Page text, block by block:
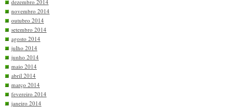
dezembro 2014
novembro 2014
outubro 2014
setembro 2014
agosto 2014
julho 2014
junho 2014
maio 2014
abril 2014
março 2014
fevereiro 2014
janeiro 2014